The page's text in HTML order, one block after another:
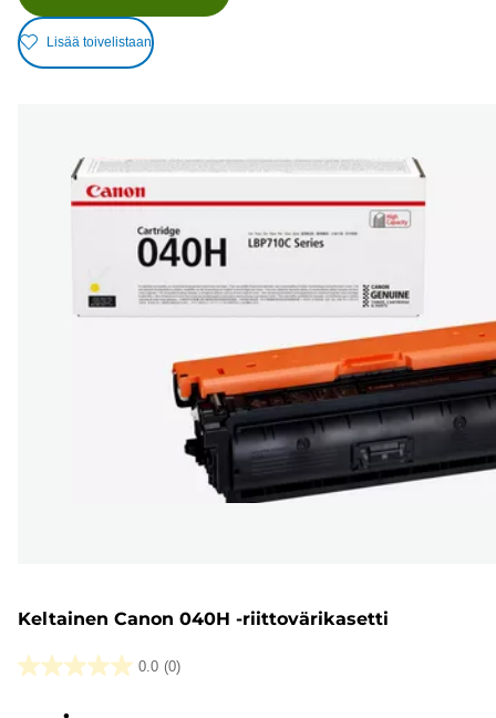
Lisää toivelistaan
Keltainen Canon 040H -riittovärikasetti
0.0 (0)
0.0/5